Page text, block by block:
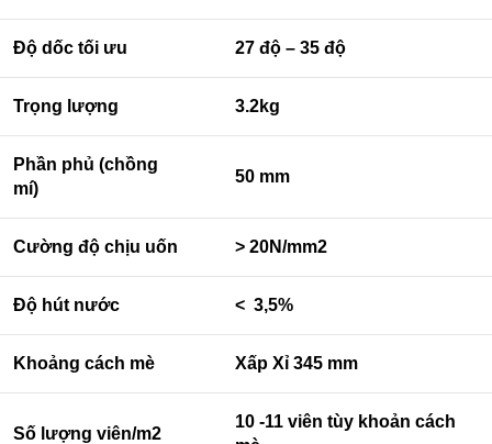
Độ dốc tối ưu 27 độ – 35 độ
Trọng lượng 3.2kg
Phần phủ (chồng
mí)
50 mm
Cường độ chịu uốn > 20N/mm2
Độ hút nước < 3,5%
Khoảng cách mè Xấp Xỉ 345 mm
Số lượng viên/m2
10 -11 viên tùy khoản cách